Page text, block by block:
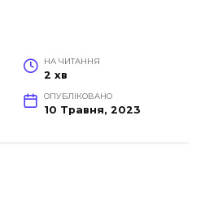
НА ЧИТАННЯ
2 хв
ОПУБЛІКОВАНО
10 Травня, 2023